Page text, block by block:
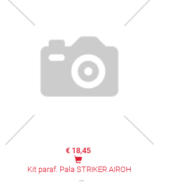
€ 18,45
Kit paraf. Pala STRIKER AIROH